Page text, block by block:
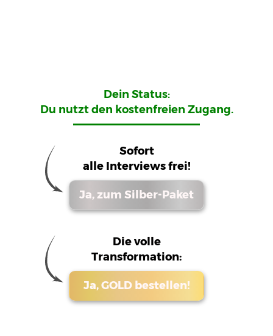
Dein Status:
Du nutzt den kostenfreien Zugang.
Sofort
alle Interviews frei!
Ja, zum Silber-Paket
Die volle
Transformation:
Ja, GOLD bestellen!